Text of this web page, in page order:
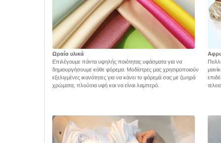
Ωραία υλικά
Επιλέγουμε πάντα υψηλής ποιότητας υφάσματα για να
δημιουργήσουμε κάθε φόρεμα. Μοδίστρες μας χρησιμοποιούν
εξελιγμένες ικανότητες για να κάνει το φόρεμά σας με ζωηρά
χρώματα, πλούσια υφή και να είναι λαμπερό.